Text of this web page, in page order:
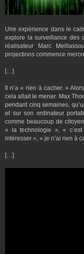
Une expérience dans le
explore la surveillance des
réalisateur Marc
projections commence
[…]
Il n’a « rien à cacher. »
cela allait le mener. Max
pendant cinq semaines,
et sur son ordinateur
comme beaucoup de
« la technologie », «
intéresser », « je n’ai rien à
[…]